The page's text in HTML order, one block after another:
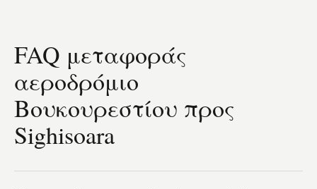
FAQ μεταφοράς
αεροδρόμιο
Βουκουρεστίου προς
Sighisoara